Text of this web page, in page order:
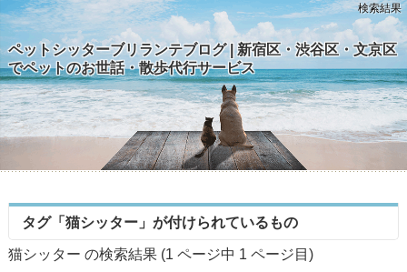
検索結果
ペットシッターブリランテブログ | 新宿区・渋谷区・文京区
でペットのお世話・散歩代行サービス
タグ「猫シッター」が付けられているもの
猫シッター の検索結果 (1 ページ中 1 ページ目)